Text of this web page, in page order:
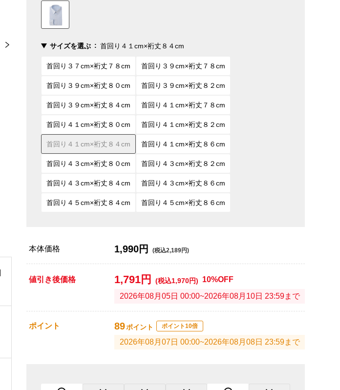
サイズを選ぶ 首回り４１cm×裄丈８４cm
首回り３７cm×裄丈７８cm 首回り３９cm×裄丈７８cm
首回り３９cm×裄丈８０cm 首回り３９cm×裄丈８２cm
首回り３９cm×裄丈８４cm 首回り４１cm×裄丈７８cm
首回り４１cm×裄丈８０cm 首回り４１cm×裄丈８２cm
首回り４１cm×裄丈８４cm 首回り４１cm×裄丈８６cm
首回り４３cm×裄丈８０cm 首回り４３cm×裄丈８２cm
首回り４３cm×裄丈８４cm 首回り４３cm×裄丈８６cm
首回り４５cm×裄丈８４cm 首回り４５cm×裄丈８６cm
本体価格 1,990円 (税込2,189円)
値引き後価格 1,791円 (税込1,970円) 10%OFF
2026年08月05日 00:00~2026年08月10日 23:59まで
ポイント 89ポイント ポイント10倍
2026年08月07日 00:00~2026年08月08日 23:59まで